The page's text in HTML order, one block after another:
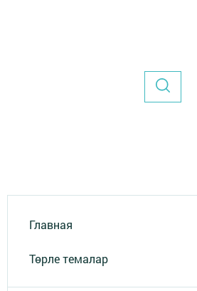
Главная
Төрле темалар